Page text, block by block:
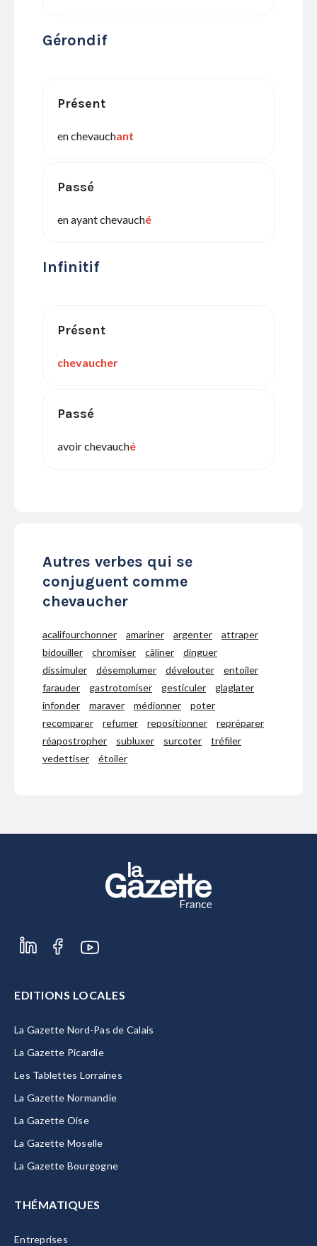
Gérondif
Présent
en chevauchant
Passé
en ayant chevauché
Infinitif
Présent
chevaucher
Passé
avoir chevauché
Autres verbes qui se
conjuguent comme
chevaucher
acalifourchonner amariner argenter
attraper
bidouiller
chromiser câliner
dinguer
dissimuler
désemplumer dévelouter
entoiler
farauder
gastrotomiser gesticuler
glaglater
infonder
maraver médionner
poter
recomparer
refumer repositionner
repréparer
réapostropher
subluxer surcoter
tréfiler
vedettiser
étoiler
EDITIONS LOCALES
La Gazette Nord-Pas de Calais
La Gazette Picardie
Les Tablettes Lorraines
La Gazette Normandie
La Gazette Oise
La Gazette Moselle
La Gazette Bourgogne
THÉMATIQUES
Entreprises